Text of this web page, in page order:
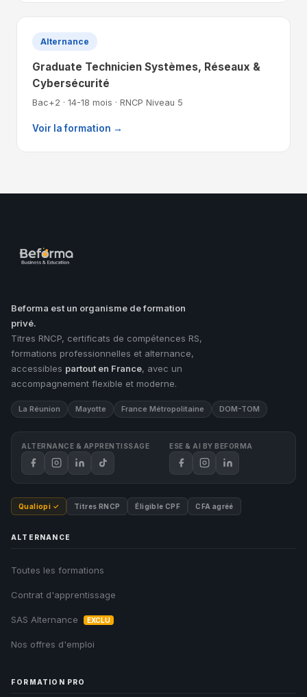
Alternance
Graduate Technicien Systèmes, Réseaux &
Cybersécurité
Bac+2 · 14-18 mois · RNCP Niveau 5
Voir la formation →
Beforma est un organisme de formation
privé.
Titres RNCP, certificats de compétences RS,
formations professionnelles et alternance,
accessibles partout en France, avec un
accompagnement flexible et moderne.
La Réunion Mayotte France Métropolitaine DOM-TOM
ALTERNANCE & APPRENTISSAGE ESE & AI BY BEFORMA
Qualiopi ✓ Titres RNCP Éligible CPF CFA agréé
ALTERNANCE
Toutes les formations
Contrat d'apprentissage
SAS Alternance EXCLU
Nos offres d'emploi
FORMATION PRO